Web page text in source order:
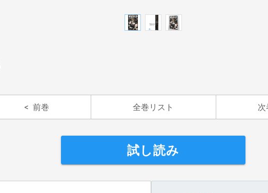
前巻 全巻リスト 次
試し読み